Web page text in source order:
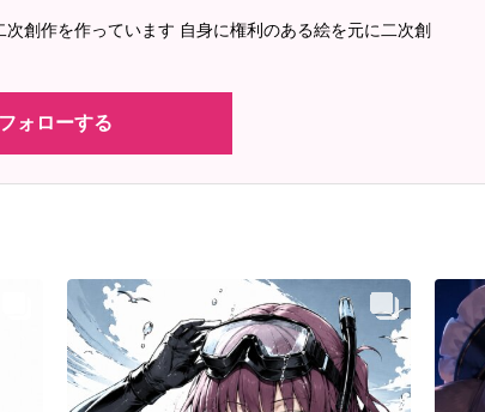
創作を作っています 自身に権利のある絵を元に二次創
フォローする